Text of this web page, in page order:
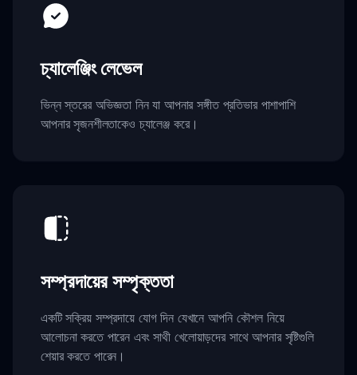
চ্যালেঞ্জিং লেভেল
ভিন্ন স্তরের অভিজ্ঞতা নিন যা আপনার সঙ্গীত প্রতিভার পাশাপাশি
আপনার সৃজনশীলতাকেও চ্যালেঞ্জ করে।
সম্প্রদায়ের সম্পৃক্ততা
একটি সক্রিয় সম্প্রদায়ে যোগ দিন যেখানে আপনি কৌশল নিয়ে
আলোচনা করতে পারেন এবং সাথী খেলোয়াড়দের সাথে আপনার সৃষ্টিগুলি
শেয়ার করতে পারেন।